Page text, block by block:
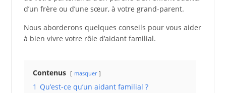
d’un frère ou d’une sœur, à votre grand-parent.
Nous aborderons quelques conseils pour vous aider
à bien vivre votre rôle d’aidant familial.
Contenus masquer
1 Qu’est-ce qu’un aidant familial ?